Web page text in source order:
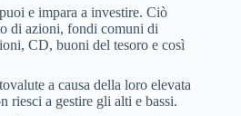
e impara a investire. Ciò
di azioni, fondi comuni di
CD, buoni del tesoro e così
a causa della loro elevata
riesci a gestire gli alti e bassi.